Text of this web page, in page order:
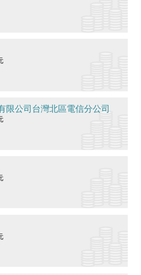
限公司台灣北區電信分公司